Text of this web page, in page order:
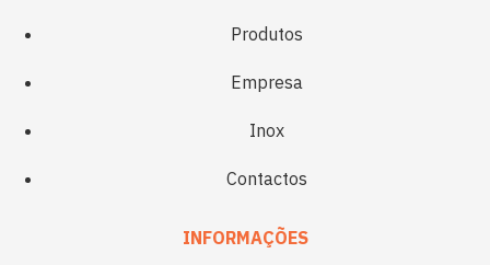
Produtos
Empresa
Inox
Contactos
INFORMAÇÕES